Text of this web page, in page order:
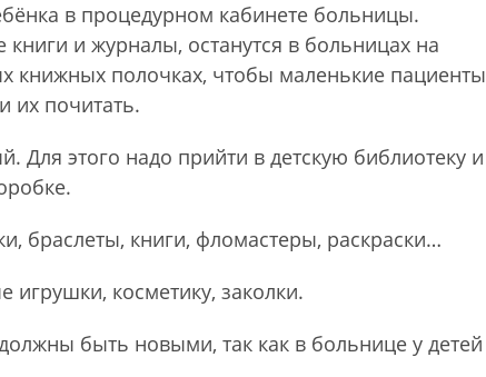
в процедурном кабинете больницы.
и журналы, останутся в больницах на
книжных полочках, чтобы маленькие пациенты
их почитать.
Для этого надо прийти в детскую библиотеку и
браслеты, книги, фломастеры, раскраски…
игрушки, косметику, заколки.
быть новыми, так как в больнице у детей